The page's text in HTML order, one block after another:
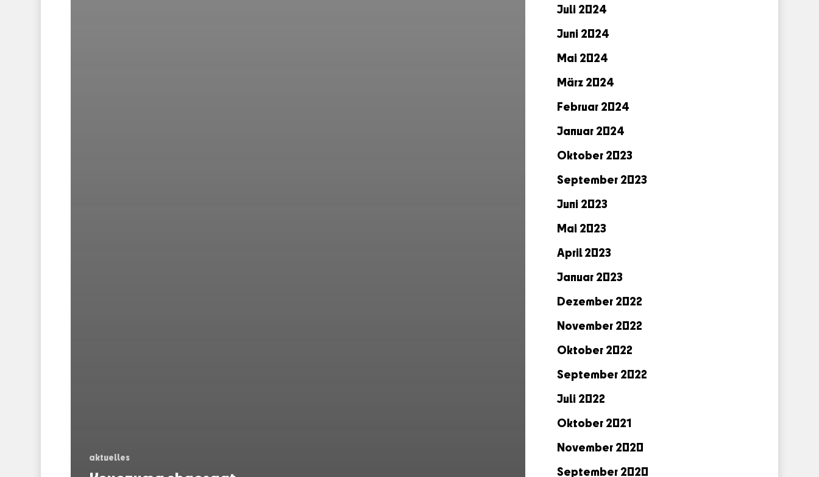
aktuelles
Juli 2024
Juni 2024
Mai 2024
März 2024
Februar 2024
Januar 2024
Oktober 2023
September 2023
Juni 2023
Mai 2023
April 2023
Januar 2023
Dezember 2022
November 2022
Oktober 2022
September 2022
Juli 2022
Oktober 2021
November 2020
September 2020